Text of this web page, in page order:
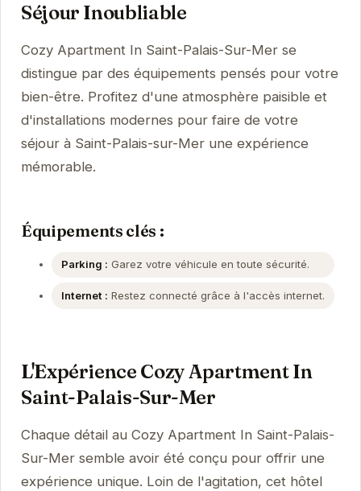
Séjour Inoubliable
Cozy Apartment In Saint-Palais-Sur-Mer se
distingue par des équipements pensés pour votre
bien-être. Profitez d'une atmosphère paisible et
d'installations modernes pour faire de votre
séjour à Saint-Palais-sur-Mer une expérience
mémorable.
Équipements clés :
Parking : Garez votre véhicule en toute sécurité.
Internet : Restez connecté grâce à l'accès internet.
L'Expérience Cozy Apartment In
Saint-Palais-Sur-Mer
Chaque détail au Cozy Apartment In Saint-Palais-
Sur-Mer semble avoir été conçu pour offrir une
expérience unique. Loin de l'agitation, cet hôtel